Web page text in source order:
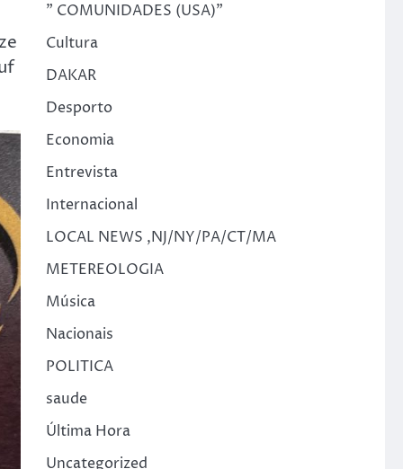
" COMUNIDADES (USA)"
Cultura
DAKAR
Desporto
Economia
Entrevista
Internacional
LOCAL NEWS ,NJ/NY/PA/CT/MA
METEREOLOGIA
Música
Nacionais
POLITICA
saude
Última Hora
Uncategorized